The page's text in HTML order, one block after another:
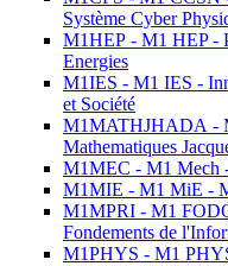
Système Cyber
M1HEP - M1 HEP -
Energies
M1IES - M1 IES -
et Société
M1MATHJHADA -
Mathematiques
M1MEC - M1 Mech
M1MIE - M1 MiE -
M1MPRI - M1
Fondements de
M1PHYS - M1